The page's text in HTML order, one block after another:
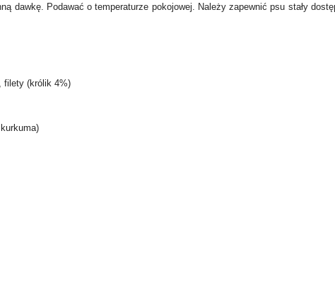
dawkę. Podawać o temperaturze pokojowej. Należy zapewnić psu stały
filety (królik 4%)